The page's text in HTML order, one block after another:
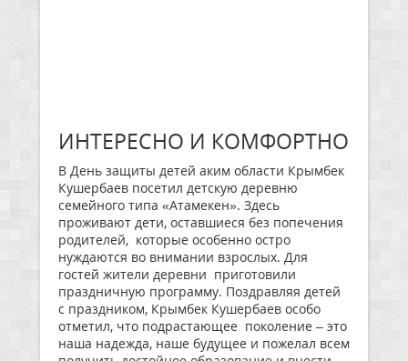
ИНТЕРЕСНО И КОМФОРТНО
В День защиты детей аким области Крымбек
Кушербаев посетил детскую деревню
семейного типа «Атамекен». Здесь
проживают дети, оставшиеся без попечения
родителей, которые особенно остро
нуждаются во внимании взрослых. Для
гостей жители деревни приготовили
праздничную программу. Поздравляя детей
с праздником, Крымбек Кушербаев особо
отметил, что подрастающее поколение – это
наша надежда, наше будущее и пожелал всем